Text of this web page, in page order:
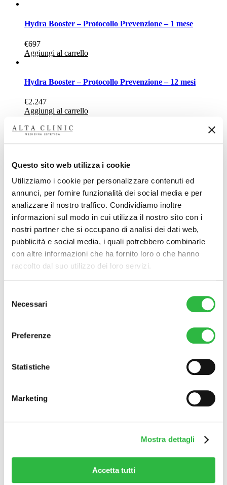
Questo sito web utilizza i cookie
Utilizziamo i cookie per personalizzare contenuti ed
annunci, per fornire funzionalità dei social media e per
analizzare il nostro traffico. Condividiamo inoltre
informazioni sul modo in cui utilizza il nostro sito con i
nostri partner che si occupano di analisi dei dati web,
pubblicità e social media, i quali potrebbero combinarle
con altre informazioni che ha fornito loro o che hanno
raccolto dal suo utilizzo dei loro servizi.
delNecessari
Preferenze
Statistiche
Marketing
Mostra dettagli
Accetta tutti
Hydra Booster – Protocollo Prevenzione – 1 mese
€697
Aggiungi al carrello
Hydra Booster – Protocollo Prevenzione – 12 mesi
€2.247
Aggiungi al carrello
Aggiungi al carrello
Hydra Booster Deep – Protocollo Anti lassità -12 mesi
€3.797
Aggiungi al carrello
Hydra Booster Deep – Protocollo Anti rughe – 6 mesi
Hydra Booster Deep – Protocollo Anti rughe -12 mesi
€3.797
Decortil C
Aggiungi al carrello
Tel. +39 035 5295470